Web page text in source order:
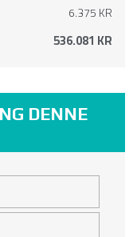
6.375 KR
536.081 KR
DENNE